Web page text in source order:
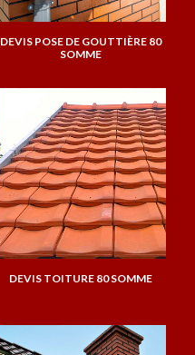
DEVIS POSE DE GOUTTIÈRE 80
SOMME
DEVIS TOITURE 80 SOMME